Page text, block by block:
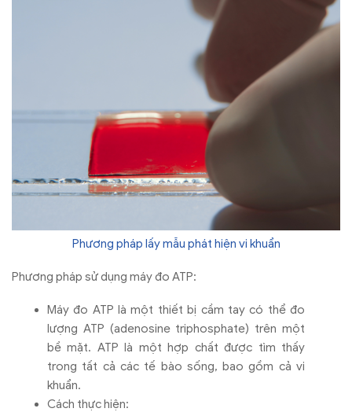
Phương pháp lấy mẫu phát hiện vi khuẩn
Phương pháp sử dụng máy đo ATP:
Máy đo ATP là một thiết bị cầm tay có thể đo
lượng ATP (adenosine triphosphate) trên một
bề mặt. ATP là một hợp chất được tìm thấy
trong tất cả các tế bào sống, bao gồm cả vi
khuẩn.
Cách thực hiện: